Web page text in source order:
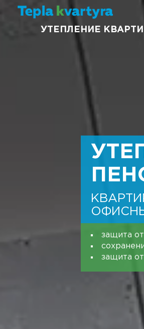
УТЕПЛЕНИЕ
защита
защита